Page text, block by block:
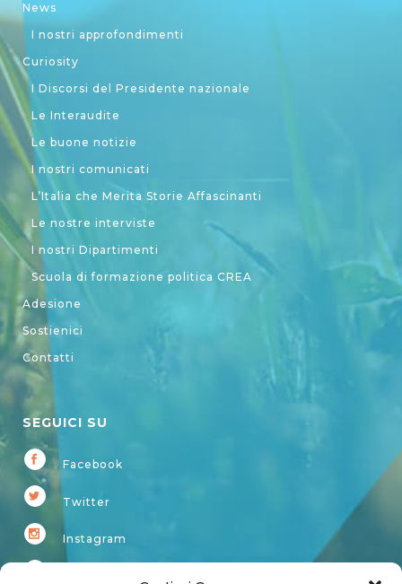
News
I nostri approfondimenti
Curiosity
I Discorsi del Presidente nazionale
Le Interaudite
Le buone notizie
I nostri comunicati
L’Italia che Merita Storie Affascinanti
Le nostre interviste
I nostri Dipartimenti
Scuola di formazione politica CREA
Adesione
Sostienici
Contatti
SEGUICI SU
Facebook
Twitter
Instagram